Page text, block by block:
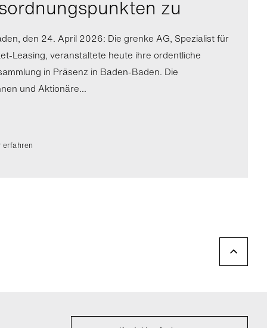
zu
den 24. April 2026: Die grenke AG, Spezialist für
Leasing, veranstaltete heute ihre ordentliche
in Präsenz in Baden-Baden. Die
und Aktionäre...
erfahren